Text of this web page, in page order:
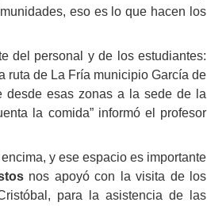
eso es lo que hacen los
del personal y de los estudiantes:
ruta de La Fría municipio García de
desde esas zonas a la sede de la
la comida” informó el profesor
y ese espacio es importante
nos apoyó con la visita de los
para la asistencia de las